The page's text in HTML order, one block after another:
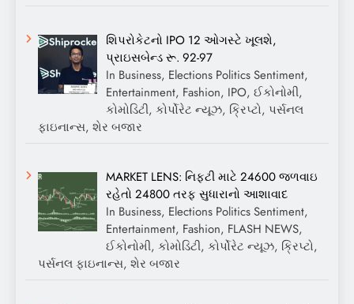
શિપરોકેટનો IPO 12 ઓગસ્ટે ખૂલશે,
પ્રાઇસબેન્ડ રૂ. 92-97
In Business, Elections Politics Sentiment,
Entertainment, Fashion, IPO, ઈકોનોમી,
કોમોડિટી, કોર્પોરેટ ન્યૂઝ, ક્રિપ્ટો, પર્સનલ
ફાઇનાન્સ, શેર બજાર
MARKET LENS: નિફ્ટી માટે 24600 જળવાઇ
રહેતો 24800 તરફ સુધારાનો આશાવાદ
In Business, Elections Politics Sentiment,
Entertainment, Fashion, FLASH NEWS,
ઈકોનોમી, કોમોડિટી, કોર્પોરેટ ન્યૂઝ, ક્રિપ્ટો,
પર્સનલ ફાઇનાન્સ, શેર બજાર